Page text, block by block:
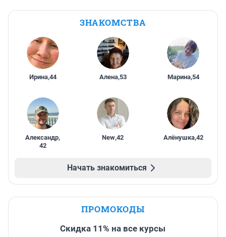
ЗНАКОМСТВА
Ирина,44 Алена,53 Марина,54
Александр,
42
New,42 Алёнушка,42
Начать знакомиться
ПРОМОКОДЫ
Скидка 11% на все курсы